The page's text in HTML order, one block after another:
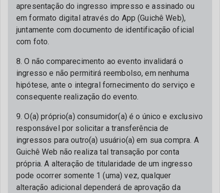
apresentação do ingresso impresso e assinado ou
em formato digital através do App (Guichê Web),
juntamente com documento de identificação oficial
com foto.
8. O não comparecimento ao evento invalidará o
ingresso e não permitirá reembolso, em nenhuma
hipótese, ante o integral fornecimento do serviço e
consequente realização do evento.
9. O(a) próprio(a) consumidor(a) é o único e exclusivo
responsável por solicitar a transferência de
ingressos para outro(a) usuário(a) em sua compra. A
Guichê Web não realiza tal transação por conta
própria. A alteração de titularidade de um ingresso
pode ocorrer somente 1 (uma) vez, qualquer
alteração adicional dependerá de aprovação da